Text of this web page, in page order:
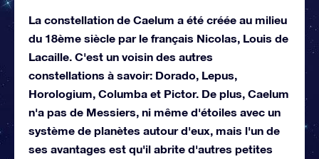
La constellation de Caelum a été créée au milieu
du 18ème siècle par le français Nicolas, Louis de
Lacaille. C'est un voisin des autres
constellations à savoir: Dorado, Lepus,
Horologium, Columba et Pictor. De plus, Caelum
n'a pas de Messiers, ni même d'étoiles avec un
système de planètes autour d'eux, mais l'un de
ses avantages est qu'il abrite d'autres petites